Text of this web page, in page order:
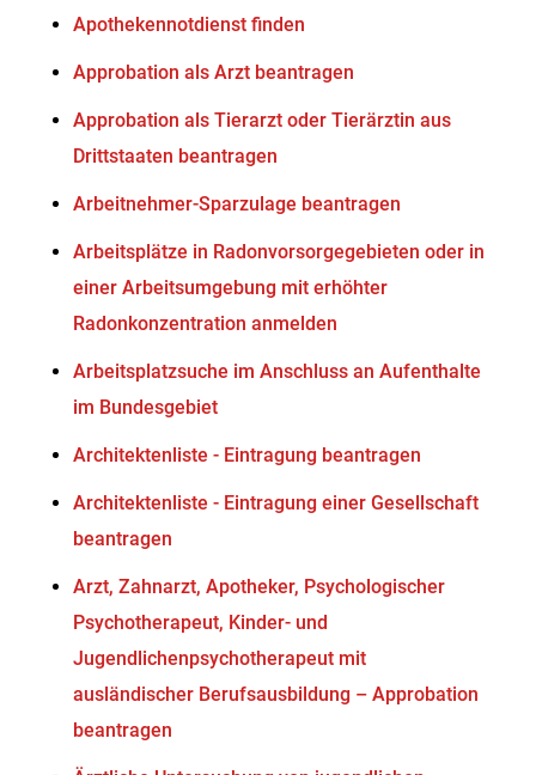
Apothekennotdienst finden
Approbation als Arzt beantragen
Approbation als Tierarzt oder Tierärztin aus
Drittstaaten beantragen
Arbeitnehmer-Sparzulage beantragen
Arbeitsplätze in Radonvorsorgegebieten oder in
einer Arbeitsumgebung mit erhöhter
Radonkonzentration anmelden
Arbeitsplatzsuche im Anschluss an Aufenthalte
im Bundesgebiet
Architektenliste - Eintragung beantragen
Architektenliste - Eintragung einer Gesellschaft
beantragen
Arzt, Zahnarzt, Apotheker, Psychologischer
Psychotherapeut, Kinder- und
Jugendlichenpsychotherapeut mit
ausländischer Berufsausbildung – Approbation
beantragen